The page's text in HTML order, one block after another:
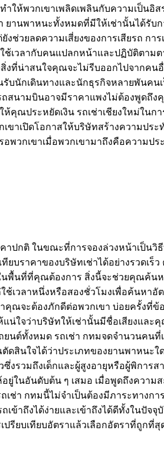
ำให้พวกเขาเพลิดเพลินกับความเป็
านพาหนะทั้งหมดที่มีให้เช่านั้นได้รับ
วยลดความเสี่ยงของการเสียรถ ก
วลากับคนแปลกหน้าและปฏิบัติตาม
น่าสนใจคุณจะไม่รีบออกไปจากคน
นักเดินทางและนักธุรกิจหลายพันคน
สนามบินอาจมีราคาแพงไม่ต้องพูด
คุณประหยัดเงิน รถเช่าเชียงใหม่ใ
าเปิดโอกาสให้บริษัทสร้างความป
พวกเขาเมื่อพวกเขามาถึงคือความ
ปกติ ในขณะที่การจองล่วงหน้าเป็น
ราคาของบริษัทเช่าได้อย่างรวดเร็
นพื้นที่ที่คุณต้องการ สิ่งนี้จะช่วยคุณค้น
เวลาหนึ่งหรือสองชั่วโมงเพื่อค้นหา
จะต้องภักดีต่อพวกเขา บ่อยครั้งที่ข้
แน่ใจว่าบริษัทให้เช่านั้นมีชื่อเสียงแ
นต์ทั้งหมด รถเช่า กทมจดจำนวนค
นใจได้ว่าประเภทของยานพาหนะ
รวมถึงเด็กและผู้สูงอายุหรือผู้พิการ
ในอันดับต้น ๆ เสมอ เมื่อพูดถึงความ
ช่า กทมนี้ไม่จำเป็นต้องมีภาระทาง
ข้าถึงได้ง่ายและเข้าถึงได้ดีทั้งในปั
รียบเทียบอัตราแล้วเลือกอัตราที่ถูก